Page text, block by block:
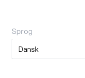
Sprog
Sprog